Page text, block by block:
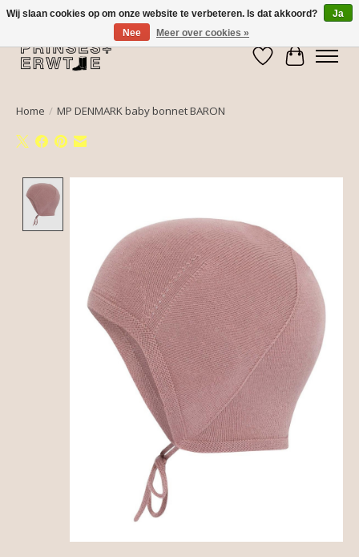
Verlanglijst
Home / MP DENMARK baby bonnet BARON
Wij slaan cookies op om onze website te verbeteren. Is dat akkoord?
Ja
Nee
Meer over cookies »